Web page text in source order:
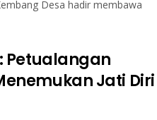
Desa hadir membawa
Petualangan
Jati Diri